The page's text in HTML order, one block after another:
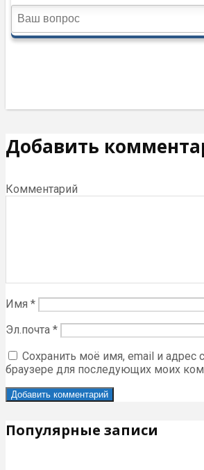
Добавить
Комментарий
Имя *
Эл.почта *
Сохранить моё имя, email и адрес
браузере для последующих моих
Популярные записи